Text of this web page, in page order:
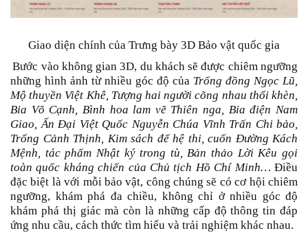
Giao diện chính của Trưng bày 3D Bảo vật quốc gia
Bước vào không gian 3D, du khách sẽ được chiêm ngưỡng
những hình ảnh từ nhiều góc độ của Trống đồng Ngọc Lũ,
Mộ thuyền Việt Khê, Tượng hai người cõng nhau thổi khèn,
Bia Võ Cạnh, Bình hoa lam vẽ Thiên nga, Bia điện Nam
Giao, Ấn Đại Việt Quốc Nguyễn Chúa Vĩnh Trấn Chi bảo,
Trống Cảnh Thịnh, Kim sách đế hệ thi, cuốn Đường Kách
Mệnh, tác phẩm Nhật ký trong tù, Bản thảo Lời Kêu gọi
toàn quốc kháng chiến của Chủ tịch Hồ Chí Minh… Điều
đặc biệt là với mỗi bảo vật, công chúng sẽ có cơ hội chiêm
ngưỡng, khám phá đa chiều, không chỉ ở nhiều góc độ
khám phá thị giác mà còn là những cấp độ thông tin đáp
ứng nhu cầu, cách thức tìm hiểu và trải nghiệm khác nhau.